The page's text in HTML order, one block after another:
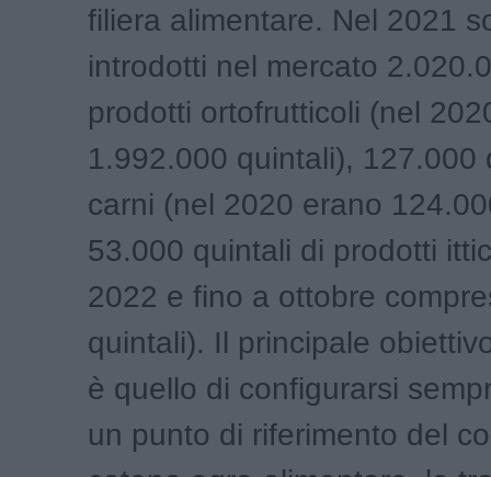
filiera alimentare. Nel 2021
introdotti nel mercato
prodotti ortofrutticoli (nel
1.992.000 quintali), 127.000
carni (nel 2020 erano
53.000 quintali di prodotti
2022 e fino a ottobre
quintali). Il principale
è quello di configurarsi
un punto di riferimento del